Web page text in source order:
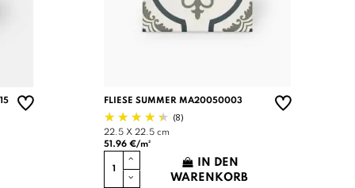
FLIESE SUMMER MA20050003
(8)
22.5 X 22.5 cm
51.96 €/m²
IN DEN
WARENKORB